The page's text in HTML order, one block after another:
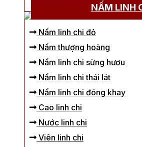
NẤM LINH
Nấm linh chi đỏ
Nấm thượng hoàng
Nấm linh chi sừng hươu
Nấm linh chi thái lát
Nấm linh chi đóng khay
Cao linh chi
Nước linh chi
Viên linh chi